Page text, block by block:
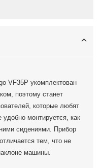
VF35P укомплектован
поэтому станет
которые любят
монтируется, как
сидениями. Прибор
тем, что не
машины.